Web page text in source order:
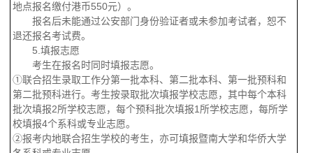
地点报名缴付港币550元）。
报名后未能通过公安部门身份验证者或未参加考试者，恕不
退还报名考试费。
5. 填报志愿
考生在报名时同时填报志愿。
①联合招生录取工作分第一批本科、第二批本科、第一批预科和
第二批预科进行。考生按录取批次填报学校志愿，其中每个本科
批次填报2所学校志愿，每个预科批次填报1 所学校志愿，每所学
校填报4个系科或专业志愿。
②报考内地联合招生学校的考生，亦可填报暨南大学和华侨大学